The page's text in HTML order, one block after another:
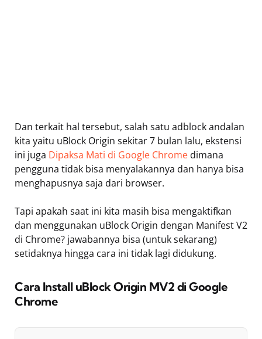
Dan terkait hal tersebut, salah satu adblock andalan
kita yaitu uBlock Origin sekitar 7 bulan lalu, ekstensi
ini juga Dipaksa Mati di Google Chrome dimana
pengguna tidak bisa menyalakannya dan hanya bisa
menghapusnya saja dari browser.
Tapi apakah saat ini kita masih bisa mengaktifkan
dan menggunakan uBlock Origin dengan Manifest V2
di Chrome? jawabannya bisa (untuk sekarang)
setidaknya hingga cara ini tidak lagi didukung.
Cara Install uBlock Origin MV2 di Google
Chrome